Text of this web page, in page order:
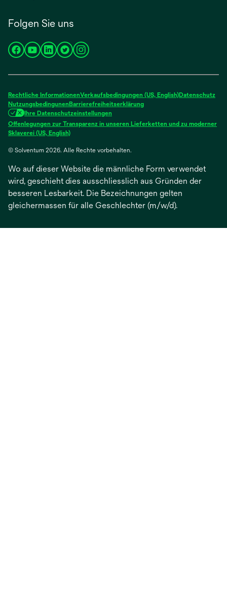
Folgen Sie uns
wird
neuen
Registerkarte
geöffnet
wird
neuen
Registerkarte
geöffnet
wird
neuen
Registerkarte
geöffnet
wird
neuen
Registerkarte
geöffnet
wird
neuen
Registerkarte
geöffnet
Rechtliche InformationenVerkaufsbedingungen (US, English)Datenschutz
NutzungsbedingunenBarrierefreiheitserklärung
Ihre Datenschutzeinstellungen
Offenlegungen zur Transparenz in unseren Lieferketten und zu moderner
Sklaverei (US, English)wird
einer
Registerkarte
geöffnet
© Solventum 2026. Alle Rechte vorbehalten.
Wo auf dieser Website die männliche Form verwendet
wird, geschieht dies ausschliesslich aus Gründen der
besseren Lesbarkeit. Die Bezeichnungen gelten
gleichermassen für alle Geschlechter (m/w/d).